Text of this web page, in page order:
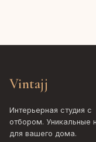
Vintajj
Интерьерная студия с
отбором. Уникальные
для вашего дома.